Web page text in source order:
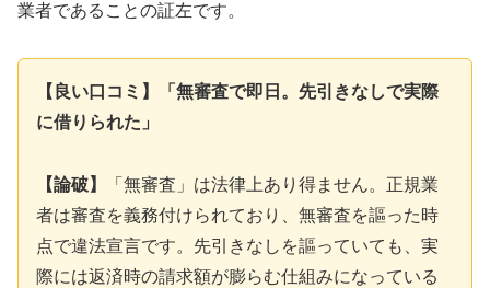
業者であることの証左です。
【良い口コミ】「無審査で即日。先引きなしで実際
に借りられた」
【論破】
「無審査」は法律上あり得ません。正規業
者は審査を義務付けられており、無審査を謳った時
点で違法宣言です。先引きなしを謳っていても、実
際には返済時の請求額が膨らむ仕組みになっている